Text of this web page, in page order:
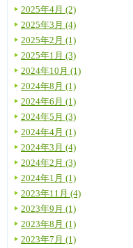
2025年4月 (2)
2025年3月 (4)
2025年2月 (1)
2025年1月 (3)
2024年10月 (1)
2024年8月 (1)
2024年6月 (1)
2024年5月 (3)
2024年4月 (1)
2024年3月 (4)
2024年2月 (3)
2024年1月 (1)
2023年11月 (4)
2023年9月 (1)
2023年8月 (1)
2023年7月 (1)